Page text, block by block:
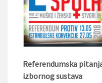
Referendumska
izbornog sustava: